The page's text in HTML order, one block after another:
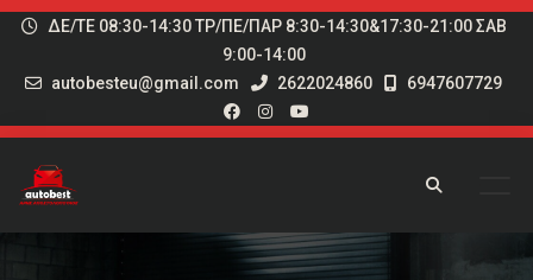
ΔΕ/ΤΕ 08:30-14:30 ΤΡ/ΠΕ/ΠΑΡ 8:30-14:30&17:30-21:00 ΣΑΒ
9:00-14:00
autobesteu@gmail.com
2622024860 6947607729